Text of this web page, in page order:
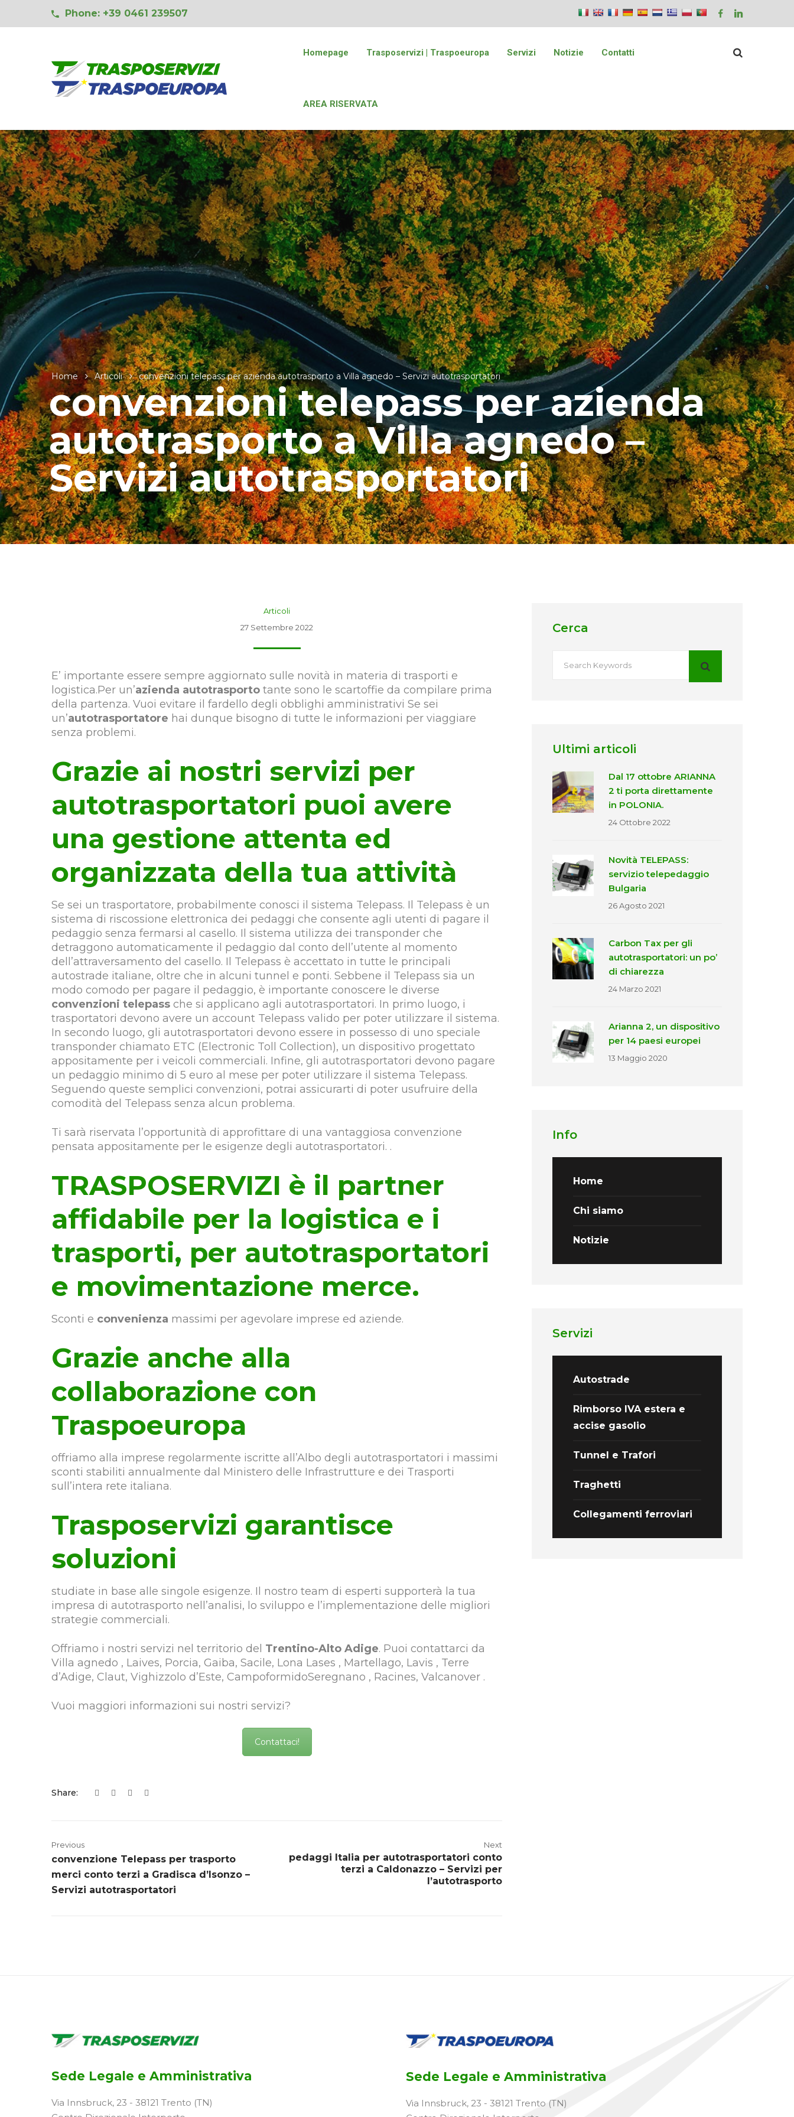
Phone: +39 0461 239507
Homepage Trasposervizi | Traspoeuropa Servizi Notizie Contatti
AREA RISERVATA
Home Articoli convenzioni telepass per azienda autotrasporto a Villa agnedo – Servizi autotrasportatori
convenzioni telepass per azienda
autotrasporto a Villa agnedo –
Servizi autotrasportatori
Articoli
27 Settembre 2022
E’ importante essere sempre aggiornato sulle novità in materia di trasporti e
logistica.Per un’azienda autotrasporto tante sono le scartoffie da compilare prima
della partenza. Vuoi evitare il fardello degli obblighi amministrativi Se sei
un’autotrasportatore hai dunque bisogno di tutte le informazioni per viaggiare
senza problemi.
Grazie ai nostri servizi per
autotrasportatori puoi avere
una gestione attenta ed
organizzata della tua attività
Se sei un trasportatore, probabilmente conosci il sistema Telepass. Il Telepass è un
sistema di riscossione elettronica dei pedaggi che consente agli utenti di pagare il
pedaggio senza fermarsi al casello. Il sistema utilizza dei transponder che
detraggono automaticamente il pedaggio dal conto dell’utente al momento
dell’attraversamento del casello. Il Telepass è accettato in tutte le principali
autostrade italiane, oltre che in alcuni tunnel e ponti. Sebbene il Telepass sia un
modo comodo per pagare il pedaggio, è importante conoscere le diverse
convenzioni telepass che si applicano agli autotrasportatori. In primo luogo, i
trasportatori devono avere un account Telepass valido per poter utilizzare il sistema.
In secondo luogo, gli autotrasportatori devono essere in possesso di uno speciale
transponder chiamato ETC (Electronic Toll Collection), un dispositivo progettato
appositamente per i veicoli commerciali. Infine, gli autotrasportatori devono pagare
un pedaggio minimo di 5 euro al mese per poter utilizzare il sistema Telepass.
Seguendo queste semplici convenzioni, potrai assicurarti di poter usufruire della
comodità del Telepass senza alcun problema.
Ti sarà riservata l’opportunità di approfittare di una vantaggiosa convenzione
pensata appositamente per le esigenze degli autotrasportatori. .
TRASPOSERVIZI è il partner
affidabile per la logistica e i
trasporti, per autotrasportatori
e movimentazione merce.
Sconti e convenienza massimi per agevolare imprese ed aziende.
Grazie anche alla
collaborazione con
Traspoeuropa
offriamo alla imprese regolarmente iscritte all’Albo degli autotrasportatori i massimi
sconti stabiliti annualmente dal Ministero delle Infrastrutture e dei Trasporti
sull’intera rete italiana.
Trasposervizi garantisce
soluzioni
studiate in base alle singole esigenze. Il nostro team di esperti supporterà la tua
impresa di autotrasporto nell’analisi, lo sviluppo e l’implementazione delle migliori
strategie commerciali.
Offriamo i nostri servizi nel territorio del Trentino-Alto Adige. Puoi contattarci da
Villa agnedo , Laives, Porcia, Gaiba, Sacile, Lona Lases , Martellago, Lavis , Terre
d’Adige, Claut, Vighizzolo d’Este, CampoformidoSeregnano , Racines, Valcanover .
Vuoi maggiori informazioni sui nostri servizi?
Contattaci!
Share:
Previous
convenzione Telepass per trasporto
merci conto terzi a Gradisca d’Isonzo –
Servizi autotrasportatori
Next
pedaggi Italia per autotrasportatori conto
terzi a Caldonazzo – Servizi per
l’autotrasporto
Cerca
Ultimi articoli
Dal 17 ottobre ARIANNA
2 ti porta direttamente
in POLONIA.
24 Ottobre 2022
Novità TELEPASS:
servizio telepedaggio
Bulgaria
26 Agosto 2021
Carbon Tax per gli
autotrasportatori: un po’
di chiarezza
24 Marzo 2021
Arianna 2, un dispositivo
per 14 paesi europei
13 Maggio 2020
Info
Home
Chi siamo
Notizie
Servizi
Autostrade
Rimborso IVA estera e
accise gasolio
Tunnel e Trafori
Traghetti
Collegamenti ferroviari
Sede Legale e Amministrativa
Via Innsbruck, 23 - 38121 Trento (TN)
Sede Legale e Amministrativa
Via Innsbruck, 23 - 38121 Trento (TN)